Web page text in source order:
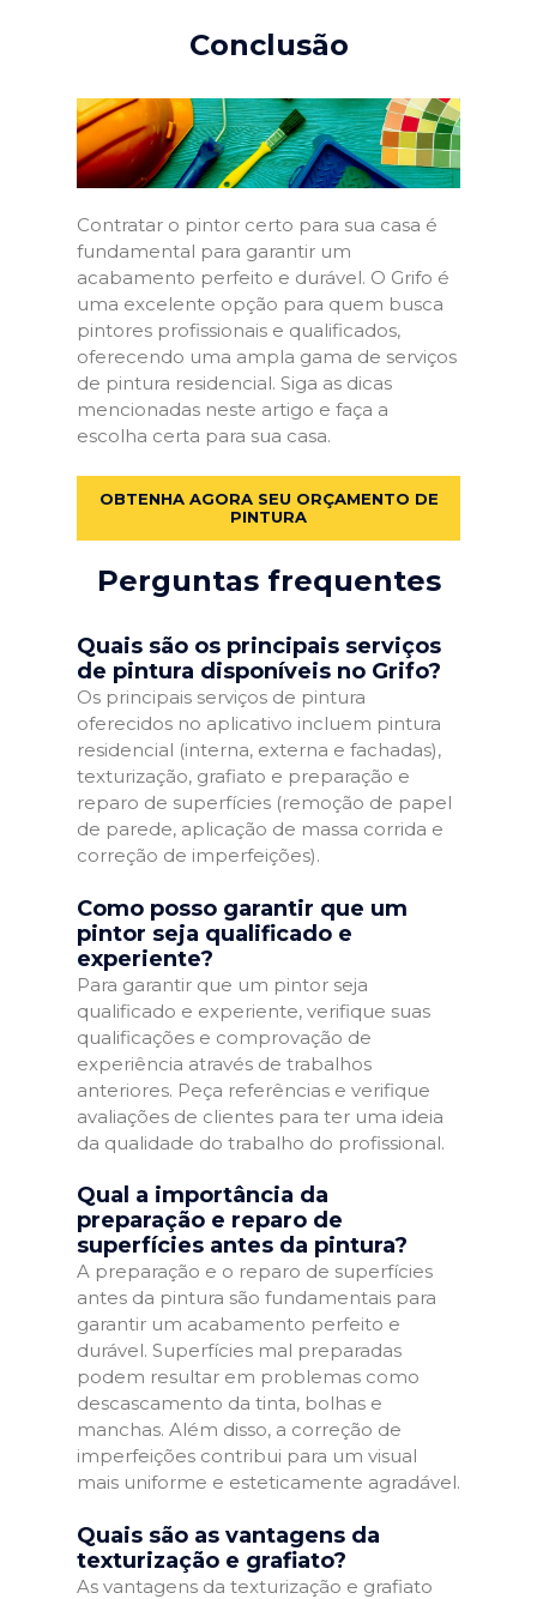
Conclusão
Contratar o pintor certo para sua casa é
fundamental para garantir um
acabamento perfeito e durável. O Grifo é
uma excelente opção para quem busca
pintores profissionais e qualificados,
oferecendo uma ampla gama de serviços
de pintura residencial. Siga as dicas
mencionadas neste artigo e faça a
escolha certa para sua casa.
OBTENHA AGORA SEU ORÇAMENTO DE
PINTURA
Perguntas frequentes
Quais são os principais serviços
de pintura disponíveis no Grifo?
Os principais serviços de pintura
oferecidos no aplicativo incluem pintura
residencial (interna, externa e fachadas),
texturização, grafiato e preparação e
reparo de superfícies (remoção de papel
de parede, aplicação de massa corrida e
correção de imperfeições).
Como posso garantir que um
pintor seja qualificado e
experiente?
Para garantir que um pintor seja
qualificado e experiente, verifique suas
qualificações e comprovação de
experiência através de trabalhos
anteriores. Peça referências e verifique
avaliações de clientes para ter uma ideia
da qualidade do trabalho do profissional.
Qual a importância da
preparação e reparo de
superfícies antes da pintura?
A preparação e o reparo de superfícies
antes da pintura são fundamentais para
garantir um acabamento perfeito e
durável. Superfícies mal preparadas
podem resultar em problemas como
descascamento da tinta, bolhas e
manchas. Além disso, a correção de
imperfeições contribui para um visual
mais uniforme e esteticamente agradável.
Quais são as vantagens da
texturização e grafiato?
As vantagens da texturização e grafiato